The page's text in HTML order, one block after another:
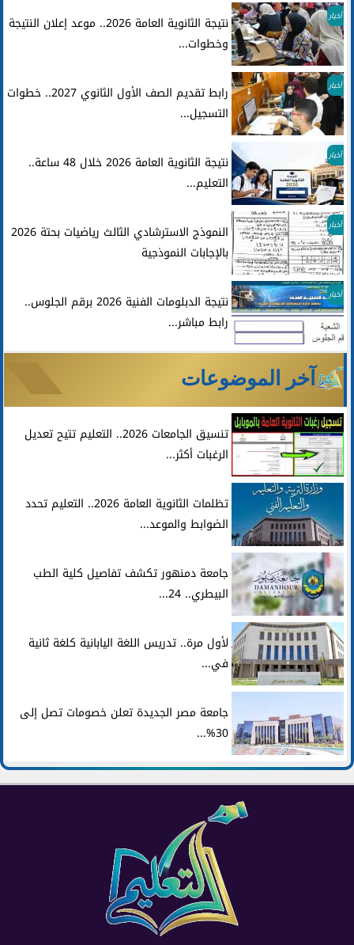
أخبار
نتيجة الثانوية العامة 2026.. موعد إعلان النتيجة
وخطوات...
أخبار
رابط تقديم الصف الأول الثانوي 2027.. خطوات
التسجيل...
أخبار
نتيجة الثانوية العامة 2026 خلال 48 ساعة..
التعليم...
أخبار
النموذج الاسترشادي الثالث رياضيات بحتة 2026
بالإجابات النموذجية
أخبار
نتيجة الدبلومات الفنية 2026 برقم الجلوس..
رابط مباشر...
آخر الموضوعات
تنسيق الجامعات 2026.. التعليم تتيح تعديل
الرغبات أكثر...
تظلمات الثانوية العامة 2026.. التعليم تحدد
الضوابط والموعد...
جامعة دمنهور تكشف تفاصيل كلية الطب
البيطري.. 24...
لأول مرة.. تدريس اللغة اليابانية كلغة ثانية
في...
جامعة مصر الجديدة تعلن خصومات تصل إلى
30%...